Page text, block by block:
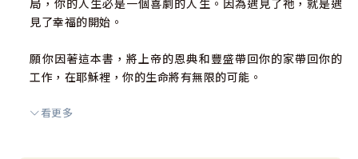
局，你的人生必是一個喜劇的人生。因為遇見了祂，就是遇
見了幸福的開始。
願你因著這本書，將上帝的恩典和豐盛帶回你的家帶回你的
工作，在耶穌裡，你的生命將有無限的可能。
劉群茂牧師
看更多